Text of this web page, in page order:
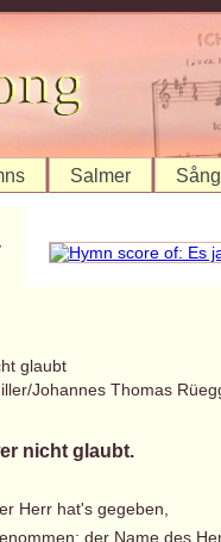
Salmer
glaubt
Johannes Thomas
nicht glaubt.
Herr hat's gegeben,
der Name des